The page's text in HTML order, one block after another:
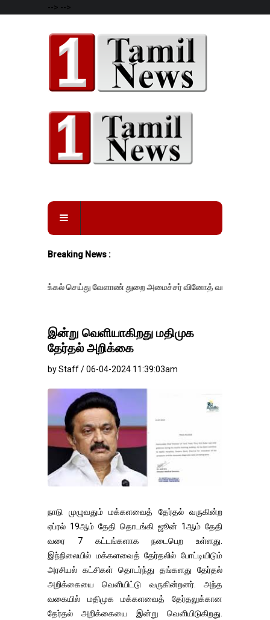
--> -->
Breaking News :
செய்து வேளாண் துறை அமைச்சர் வினோத் வாசித்து வருகிறார். �.
இன்று வெளியாகிறது மதிமுக
தேர்தல் அறிக்கை
by Staff / 06-04-2024 11:39:03am
நாடு முழுவதும் மக்களவைத் தேர்தல் வருகின்ற
ஏப்ரல் 19ஆம் தேதி தொடங்கி ஜூன் 1ஆம் தேதி
வரை 7 கட்டங்களாக நடைபெற உள்ளது.
இந்நிலையில் மக்களவைத் தேர்தலில் போட்டியிடும்
அரசியல் கட்சிகள் தொடர்ந்து தங்களது தேர்தல்
அறிக்கையை வெளியிட்டு வருகின்றனர். அந்த
வகையில் மதிமுக மக்களவைத் தேர்தலுக்கான
தேர்தல் அறிக்கையை இன்று வெளியிடுகிறது.